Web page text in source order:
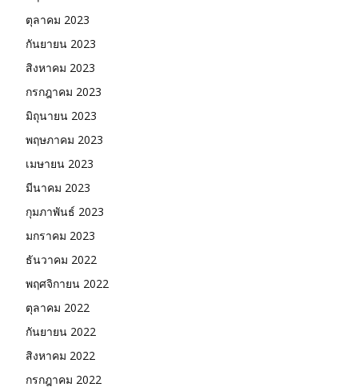
ตุลาคม 2023
กันยายน 2023
สิงหาคม 2023
กรกฎาคม 2023
มิถุนายน 2023
พฤษภาคม 2023
เมษายน 2023
มีนาคม 2023
กุมภาพันธ์ 2023
มกราคม 2023
ธันวาคม 2022
พฤศจิกายน 2022
ตุลาคม 2022
กันยายน 2022
สิงหาคม 2022
กรกฎาคม 2022